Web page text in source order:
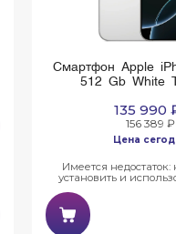
Смартфон Apple
512 Gb White
135 990
156 389 ₽
Цена
Имеется
установить и